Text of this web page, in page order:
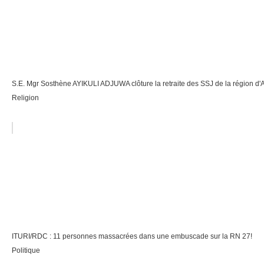
S.E. Mgr Sosthène AYIKULI ADJUWA clôture la retraite des SSJ de la région
Religion
ITURI/RDC : 11 personnes massacrées dans une embuscade sur la RN 27!
Politique